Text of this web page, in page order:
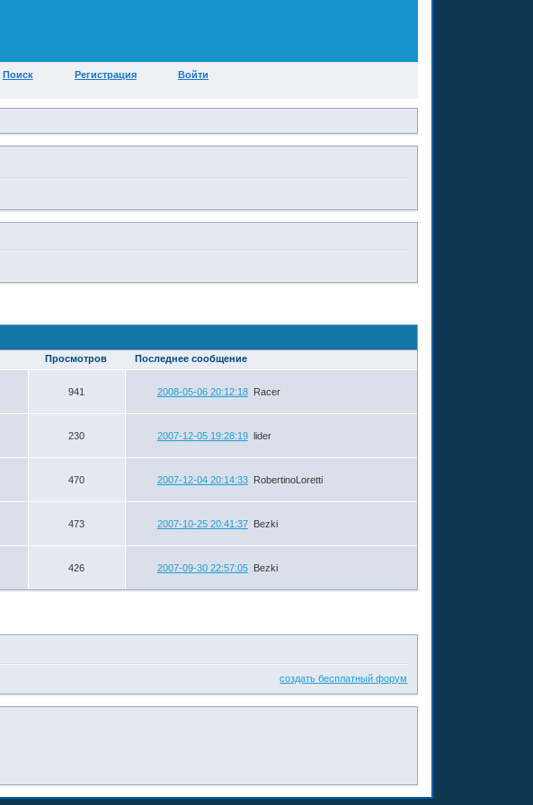
Поиск Регистрация Войти
Просмотров Последнее сообщение
941 2008-05-06 20:12:18 Racer
230 2007-12-05 19:28:19 lider
470 2007-12-04 20:14:33 RobertinoLoretti
473 2007-10-25 20:41:37 Bezki
426 2007-09-30 22:57:05 Bezki
создать бесплатный форум